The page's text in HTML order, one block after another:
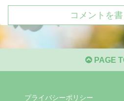
コメントを
PAGE
プライバシーポリシー